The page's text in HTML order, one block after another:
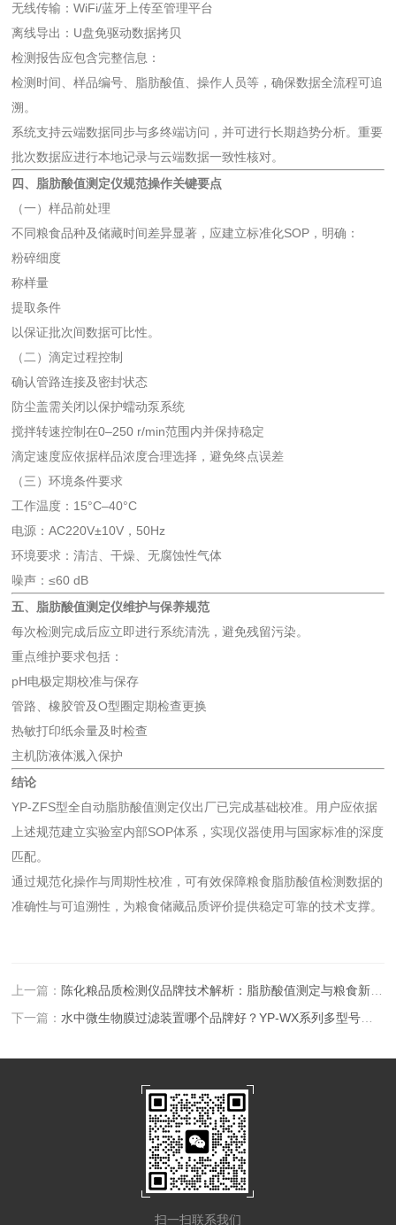
无线传输：WiFi/蓝牙上传至管理平台
离线导出：U盘免驱动数据拷贝
检测报告应包含完整信息：
检测时间、样品编号、脂肪酸值、操作人员等，确保数据全流程可追
溯。
系统支持云端数据同步与多终端访问，并可进行长期趋势分析。重要
批次数据应进行本地记录与云端数据一致性核对。
四、 脂肪酸值测定仪规范操作关键要点
（一）样品前处理
不同粮食品种及储藏时间差异显著，应建立标准化SOP，明确：
粉碎细度
称样量
提取条件
以保证批次间数据可比性。
（二）滴定过程控制
确认管路连接及密封状态
防尘盖需关闭以保护蠕动泵系统
搅拌转速控制在0–250 r/min范围内并保持稳定
滴定速度应依据样品浓度合理选择，避免终点误差
（三）环境条件要求
工作温度：15°C–40°C
电源：AC220V±10V，50Hz
环境要求：清洁、干燥、无腐蚀性气体
噪声：≤60 dB
五、 脂肪酸值测定仪维护与保养规范
每次检测完成后应立即进行系统清洗，避免残留污染。
重点维护要求包括：
pH电极定期校准与保存
管路、橡胶管及O型圈定期检查更换
热敏打印纸余量及时检查
主机防液体溅入保护
结论
YP-ZFS型全自动脂肪酸值测定仪出厂已完成基础校准。用户应依据
上述规范建立实验室内部SOP体系，实现仪器使用与国家标准的深度
匹配。
通过规范化操作与周期性校准，可有效保障粮食脂肪酸值检测数据的
准确性与可追溯性，为粮食储藏品质评价提供稳定可靠的技术支撑。
上一篇： 陈化粮品质检测仪品牌技术解析：脂肪酸值测定与粮食新鲜度评估全流程
下一篇：水中微生物膜过滤装置哪个品牌好？YP-WX系列多型号实测对比
扫一扫联系我们